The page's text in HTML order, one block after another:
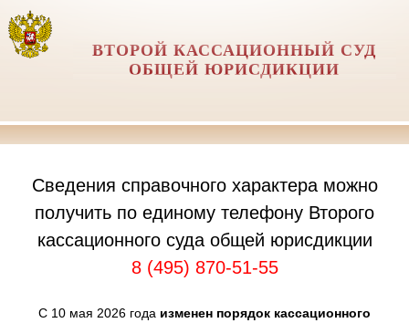
ВТОРОЙ КАССАЦИОННЫЙ СУД
ОБЩЕЙ ЮРИСДИКЦИИ
Сведения справочного характера можно
получить по единому телефону Второго
кассационного суда общей юрисдикции
8 (495) 870-51-55
С 10 мая 2026 года изменен порядок кассационного